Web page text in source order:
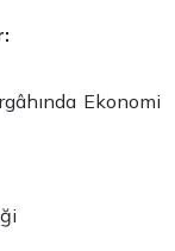
Ekonomi